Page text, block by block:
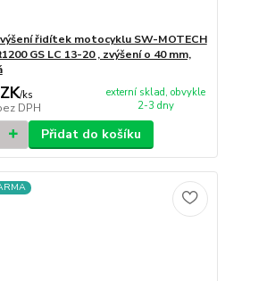
řidítek motocyklu SW-MOTECH
GS LC 13-20 , zvýšení o 40 mm,
/ks
DPH
externí sklad, obvykle
2-3 dny
Přidat do košíku